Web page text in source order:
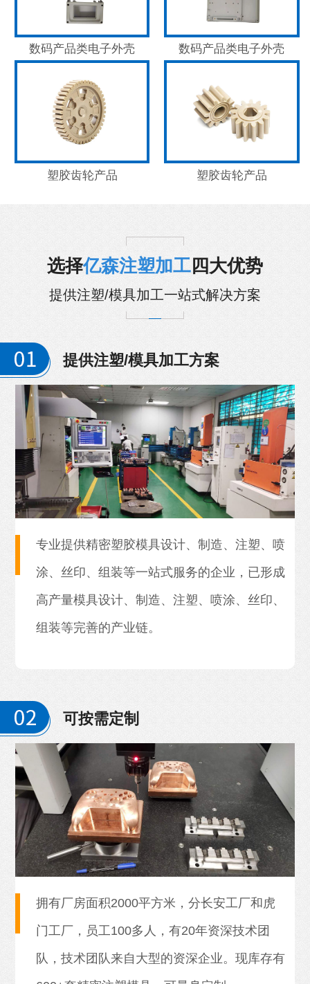
数码产品类电子外壳 数码产品类电子外壳
塑胶齿轮产品 塑胶齿轮产品
选择亿森注塑加工 四大优势
提供注塑/模具加工一站式解决方案
提供注塑/模具加工方案
专业提供精密塑胶模具设计、制造、注塑、喷
涂、丝印、组装等一站式服务的企业，已形成
高产量模具设计、制造、注塑、喷涂、丝印、
组装等完善的产业链。
可按需定制
拥有厂房面积2000平方米，分长安工厂和虎
门工厂，员工100多人，有20年资深技术团
队，技术团队来自大型的资深企业。现库存有